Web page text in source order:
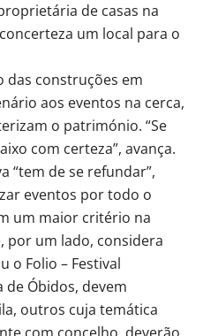
de casas na
um local para o
das construções em
aos eventos na cerca,
o património. “Se
com certeza”, avança.
“tem de se refundar”,
eventos por todo o
um maior critério na
por um lado, considera
o Folio – Festival
Óbidos, devem
outros cuja temática